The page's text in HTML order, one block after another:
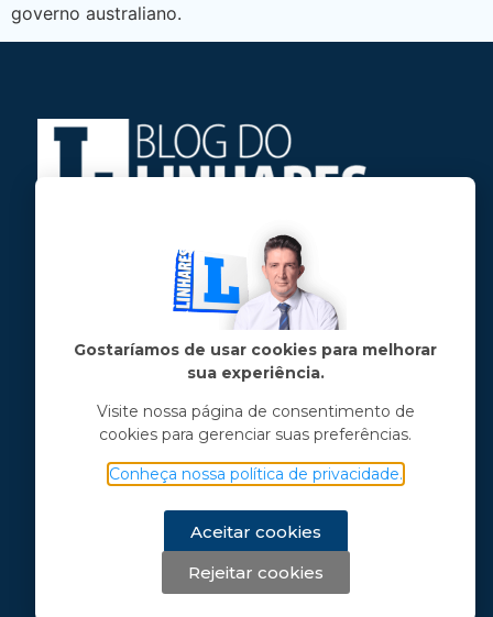
governo australiano.
Jose Linhares Jr é maranhense.
Formado em Jornalismo, estudou filosofia
e tem pós-graduações em ciência política
e marketing político.
Menu principal
Notícias
Opinião
Chama o Linhares
Gostaríamos de usar cookies para melhorar
sua experiência.
Visite nossa página de consentimento de
cookies para gerenciar suas preferências.
Conheça nossa política de privacidade.
Aceitar cookies
Rejeitar cookies